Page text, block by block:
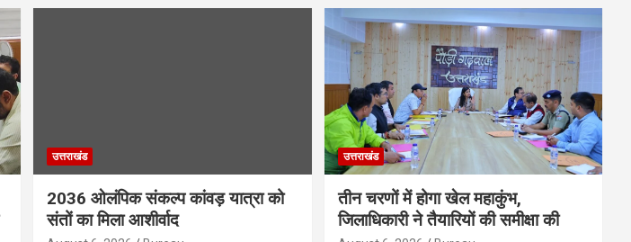
उत्तराखंड
2036 ओलंपिक संकल्प कांवड़ यात्रा को
संतों का मिला आशीर्वाद
उत्तराखंड
तीन चरणों में होगा खेल महाकुंभ,
जिलाधिकारी ने तैयारियों की समीक्षा की